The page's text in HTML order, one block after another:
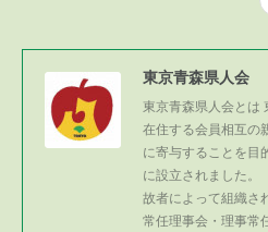
東京青森県人会
東京青森県人会とは
在住する会員相互の
に寄与することを目
に設立されました
故者によって組織さ
常任理事会・理事常